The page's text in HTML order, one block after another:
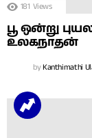
181 Views
பூ ஒன்று
உலகநாதன்
byKanthimathi